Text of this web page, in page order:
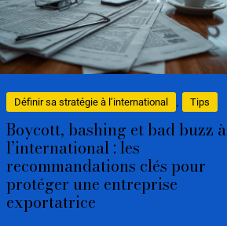
Définir sa stratégie à l’international Tips
Boycott, bashing et bad buzz à
l’international : les
recommandations clés pour
protéger une entreprise
exportatrice